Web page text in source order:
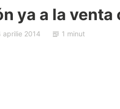
ya a la venta
aprilie 2014 1 minut